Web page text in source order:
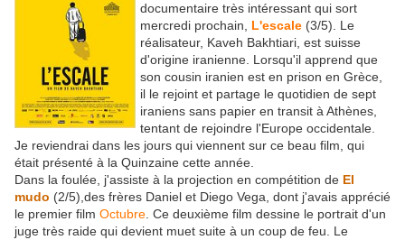
documentaire très intéressant qui sort
mercredi prochain, L'escale (3/5). Le
réalisateur, Kaveh Bakhtiari, est suisse
d'origine iranienne. Lorsqu'il apprend que
son cousin iranien est en prison en Grèce,
il le rejoint et partage le quotidien de sept
iraniens sans papier en transit à Athènes,
tentant de rejoindre l'Europe occidentale.
Je reviendrai dans les jours qui viennent sur ce beau film, qui
était présenté à la Quinzaine cette année.
Dans la foulée, j'assiste à la projection en compétition de El
mudo (2/5),des frères Daniel et Diego Vega, dont j'avais apprécié
le premier film Octubre . Ce deuxième film dessine le portrait d'un
juge très raide qui devient muet suite à un coup de feu. Le